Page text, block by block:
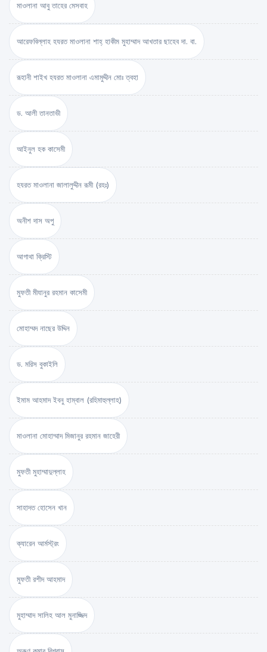
মাওলানা আবু তাহের মেসবাহ
আরেফবিল্লাহ হযরত মাওলানা শাহ্ হাকীম মুহাম্মাদ আখতার ছাহেব দা. বা.
রূহানী শাইখ হযরত মাওলানা এমামুদ্দীন মোঃ ত্বহা
ড. আলী তানতাভী
আইনুল হক কাসেমী
হযরত মাওলানা জালালুদ্দীন রূমী (রহঃ)
অনীশ দাস অপু
আগাথা ক্রিস্টি
মুফতী মীযানুর রহমান কাসেমী
মোহাম্মদ নাছের উদ্দিন
ড. মরিস বুকাইলি
ইমাম আহমাদ ইবনু হাম্বাল (রহিমাহুল্লাহ)
মাওলানা মোহাম্মাদ মিজানুর রহমান জাহেরী
মুফতী মুহাম্মাদুল্লাহ
সাহাদত হোসেন খান
ক্যারেন আর্মস্ট্রং
মুফতী রশীদ আহমাদ
মুহাম্মাদ সালিহ আল মুনাজ্জিদ